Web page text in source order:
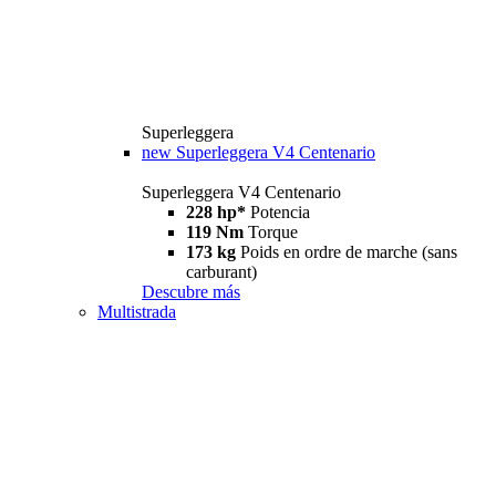
Superleggera
new Superleggera V4 Centenario
Superleggera V4 Centenario
228 hp* Potencia
119 Nm Torque
173 kg Poids en ordre de marche (sans
carburant)
Descubre más
Multistrada